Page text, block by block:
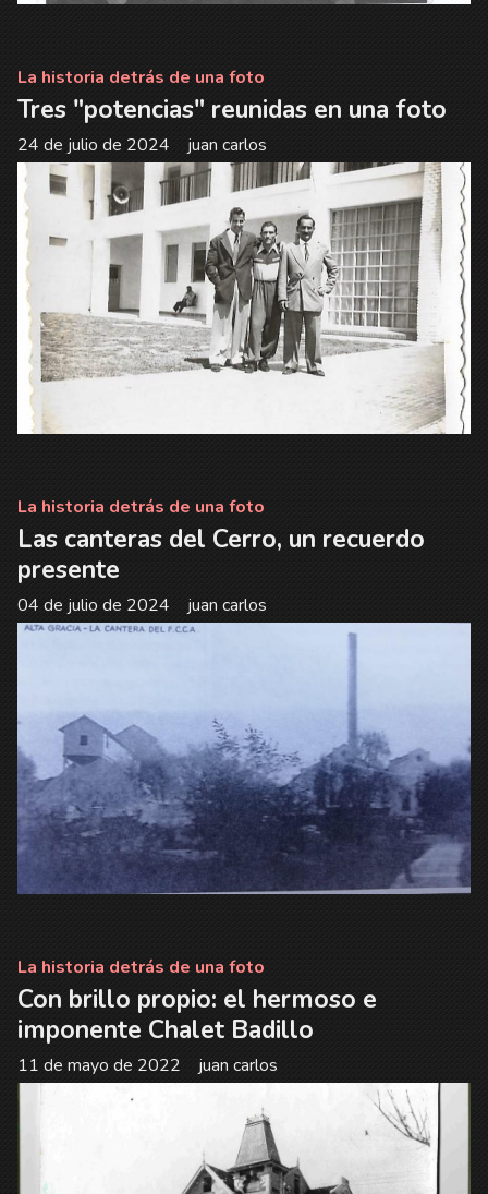
Tres "potencias" reunidas en una foto
juan carlos
La historia detrás de una foto
24 de julio de 2024
Las canteras del Cerro, un recuerdo
presente
juan carlos
La historia detrás de una foto
04 de julio de 2024
Con brillo propio: el hermoso e
imponente Chalet Badillo
juan carlos
La historia detrás de una foto
11 de mayo de 2022